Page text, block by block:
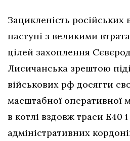
Зацикленість російських
наступі з великими
цілей захоплення
Лисичанська зрештою
військових рф досягти
масштабної оперативної
в котлі вздовж траси Е40
адміністративних